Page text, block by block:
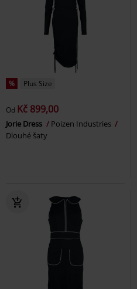
% Plus Size
Od Kč 899,00
Jorie Dress
Poizen Industries
Dlouhé šaty